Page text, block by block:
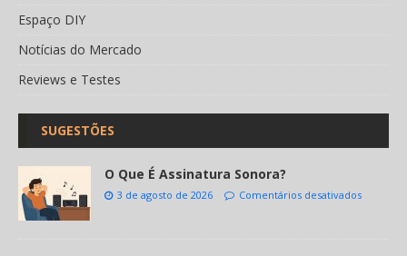
Espaço DIY
Notícias do Mercado
Reviews e Testes
SUGESTÕES
O Que É Assinatura Sonora?
3 de agosto de 2026 Comentários desativados